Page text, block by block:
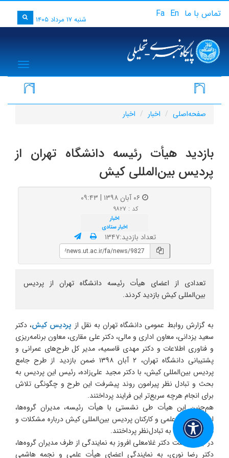
شنبه ۱۷ مرداد ۱۴۰۵ تماس با ما En
Fa
صفحه‌اصلی اخبار اخبار
بازدید هیأت رئیسه دانشگاه تهران از
پردیس بین‌المللی کیش
کد : ۹۸۲۷
اخبار
اخبار ستادی
تعداد بازدید:۱۳۴۷
تعدادی از اعضای هیأت رئیسه دانشگاه تهران از پردیس
بین‌المللی کیش بازدید کردند.
به گزارش روابط عمومی دانشگاه تهران به نقل از پردیس کیش، دکتر
سعید یزدانی،معاون اداری و مالی، دکتر علی مقاری،معاونبرنامه‌ریزی
و فناوری اطلاعات و دکتر مهدی قاسمیه،مدیر کلطرح‌های عمرانی و
پشتیبانی دانشگاه تهران، ۲ آبان
۱۳۹۸
ضمن بازدید از طرح جامع
پردیسبین‌المللی کیش، با دکتر مجید علی‌زاده،رئیساین پردیس به
بحث و تبادل نظر پیرامون روند پیشرفت این طرح و چگونگی تلاش
برای انجام هرچه سریع‌تر این فرایند پرداختند.
هم‌چنین این هیأت طی نشستی با هیأت رئیسه، مدیران گروه‌ها،
اعضایهیأتعلمی و کارکنان پردیس بین‌المللیکیش درباره مشکلات و
مسائلمختلفبه تبادل‌نظر پرداختند.
در این نشست دکتر غلامعلی افروز به نمایندگی از طرف مدیران گروه‌ها،
دکتر رضا نوری، به نمایندگی اعضای هیأت علمی و نجمه هاشمی